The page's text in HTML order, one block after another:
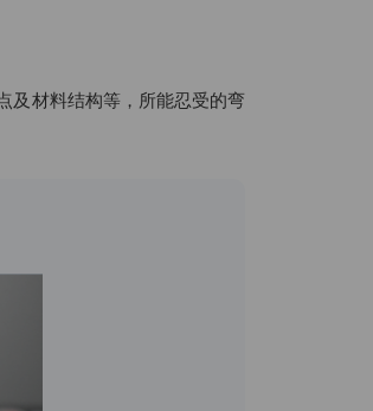
及材料结构等，所能忍受的弯